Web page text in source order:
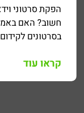
הפקת סרטוני
חשוב? האם
בסרטונים
קראו עוד